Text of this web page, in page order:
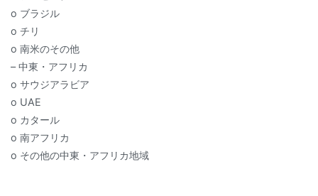
o ブラジル
o チリ
o 南米のその他
– 中東・アフリカ
o サウジアラビア
o UAE
o カタール
o 南アフリカ
o その他の中東・アフリカ地域